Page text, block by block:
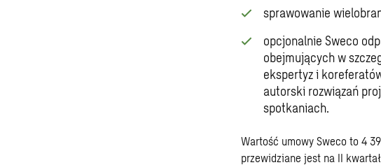
sprawowanie
opcjonalnie Sweco
obejmujących w
ekspertyz i
autorski rozwiązań
spotkaniach.
Wartość umowy Sweco to 4
przewidziane jest na II